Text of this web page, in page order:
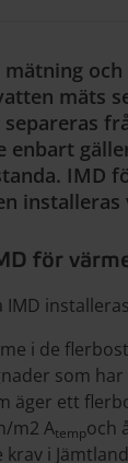
mäts
separeras
enbart
IMD
installeras
för
IMD
i de
som
äger ett
m2 Atempoch
krav i